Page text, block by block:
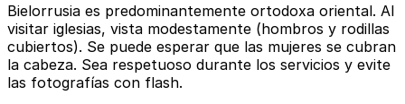
Bielorrusia es predominantemente ortodoxa oriental. Al
visitar iglesias, vista modestamente (hombros y rodillas
cubiertos). Se puede esperar que las mujeres se cubran
la cabeza. Sea respetuoso durante los servicios y evite
las fotografías con flash.